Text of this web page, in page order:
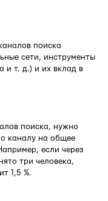
поиска
сети, инструменты
и т. д.) и их вклад в
поиска, нужно
каналу на общее
если через
три человека,
1,5 %.